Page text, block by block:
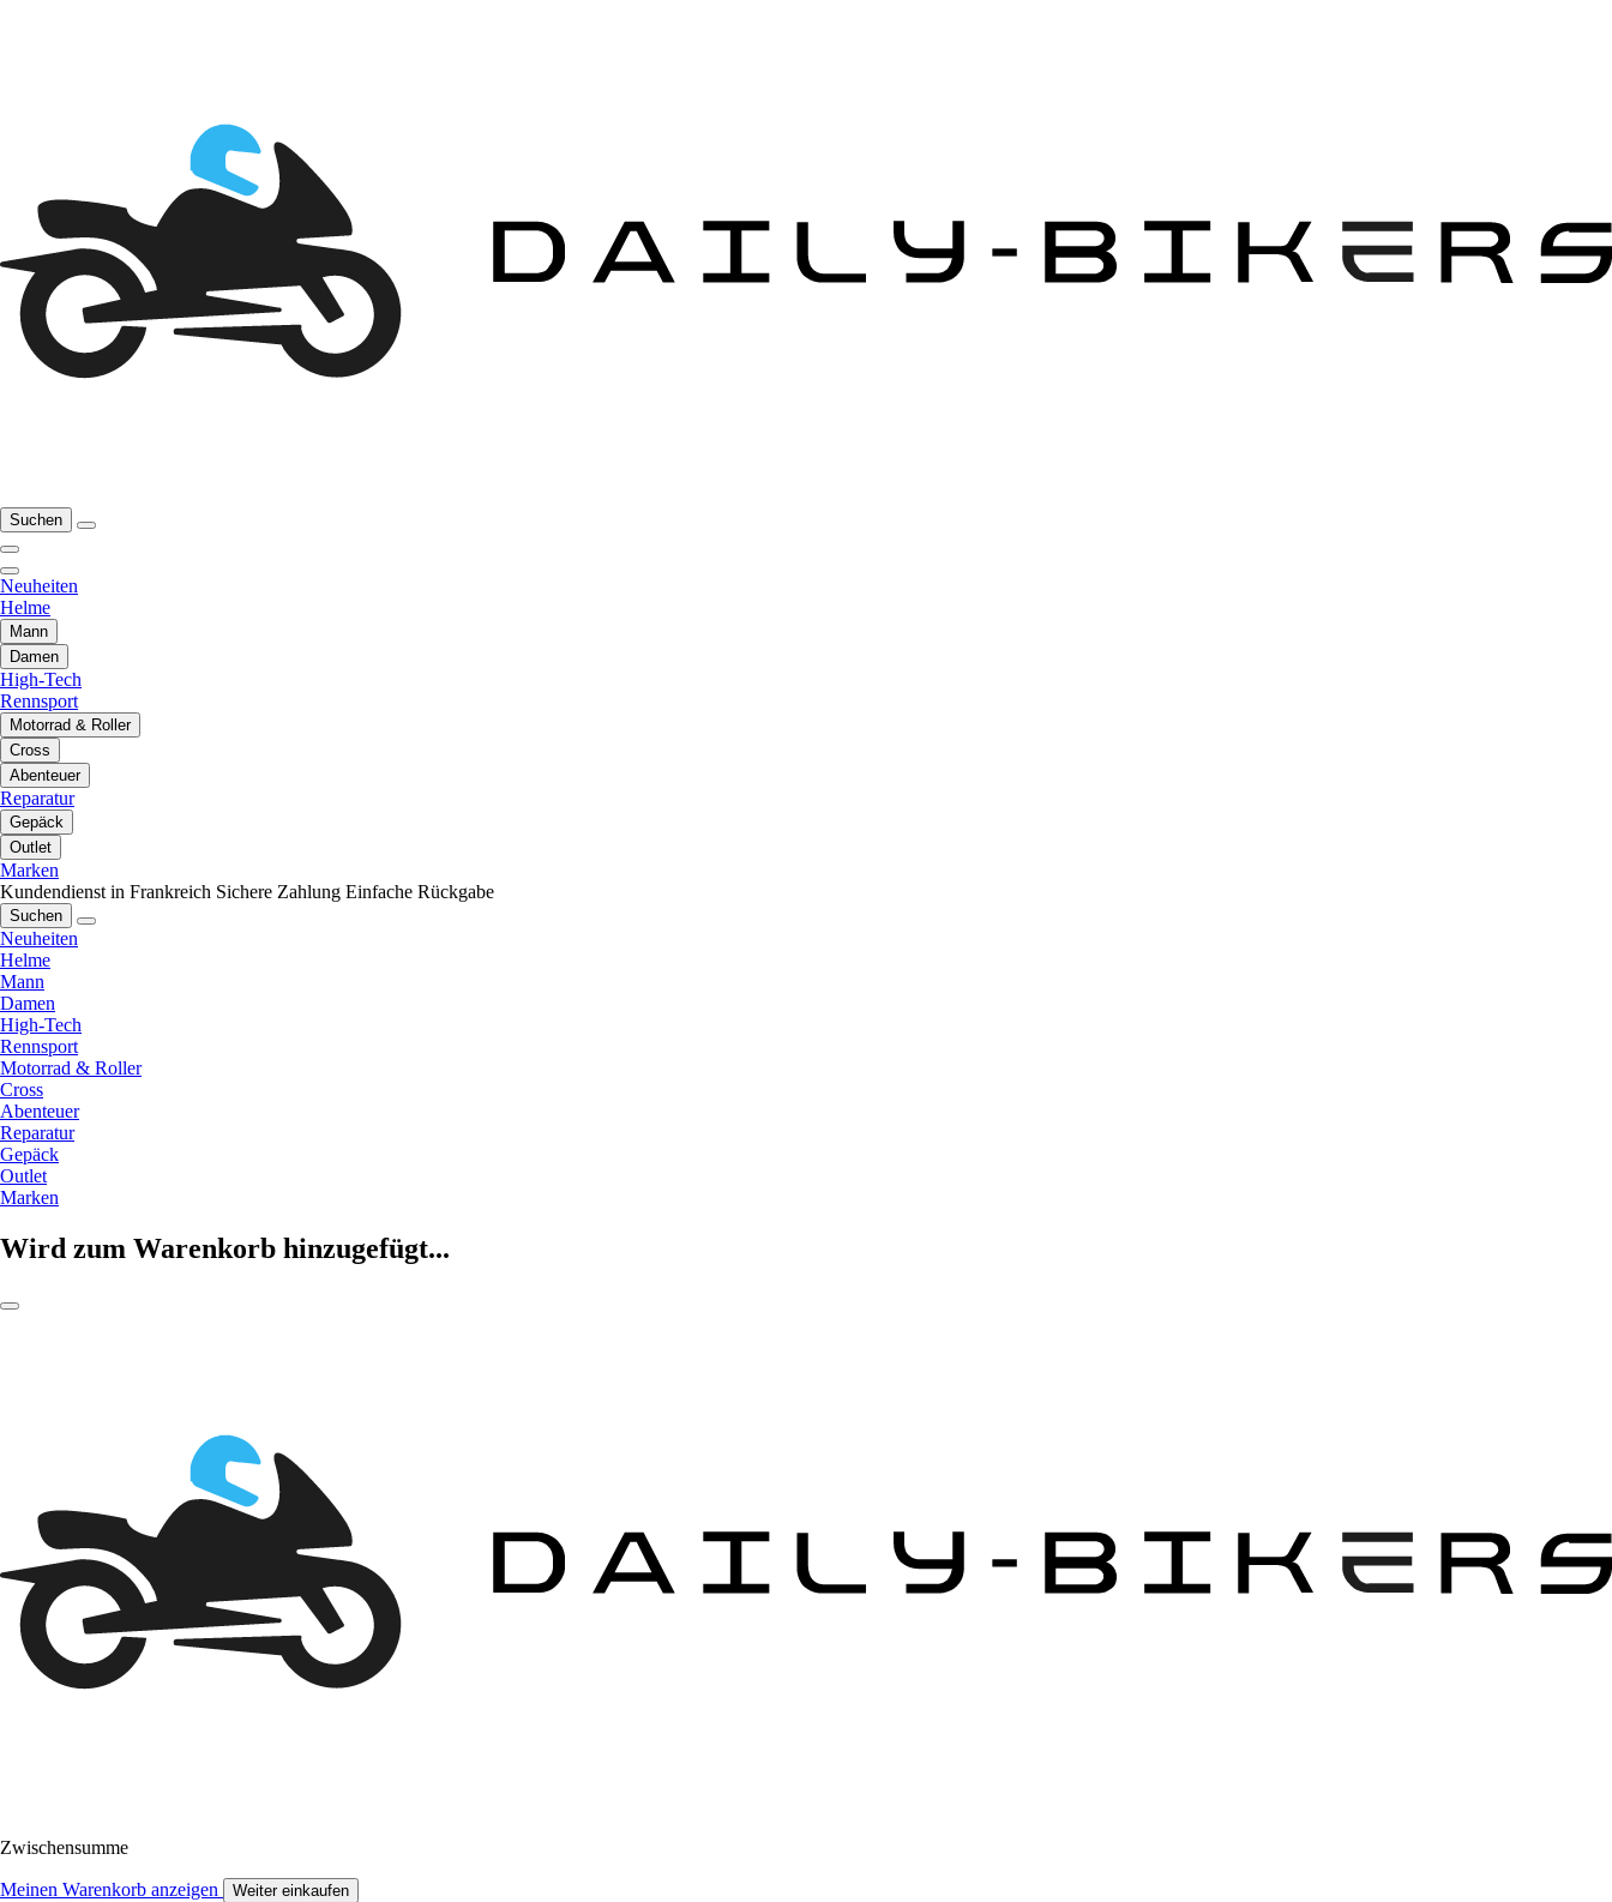
Suchen
Neuheiten
Helme
Mann
Damen
High-Tech
Rennsport
Motorrad & Roller
Cross
Abenteuer
Reparatur
Gepäck
Outlet
Marken
Kundendienst in Frankreich Sichere Zahlung Einfache Rückgabe
Suchen
Neuheiten
Helme
Mann
Damen
High-Tech
Rennsport
Motorrad & Roller
Cross
Abenteuer
Reparatur
Gepäck
Outlet
Marken
Wird zum Warenkorb hinzugefügt...
Zwischensumme
Meinen Warenkorb anzeigen Weiter einkaufen